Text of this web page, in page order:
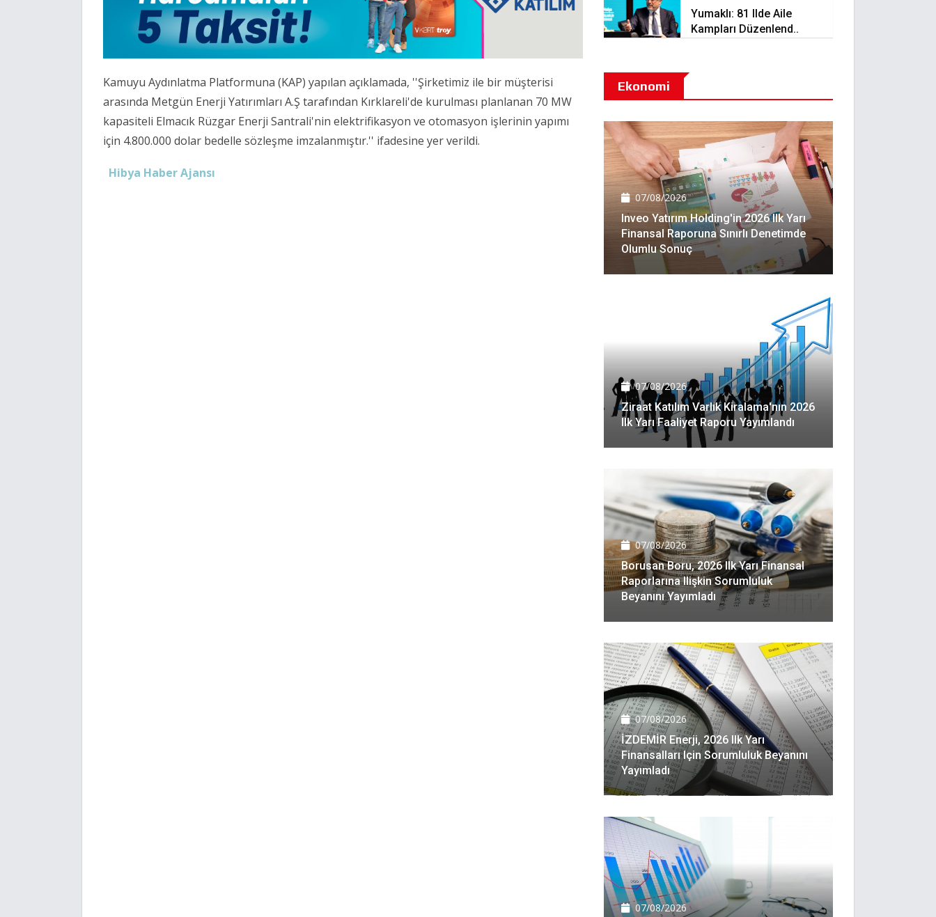
Kamuyu Aydınlatma Platformuna (KAP) yapılan açıklamada, ''Şirketimiz ile bir müşterisi
arasında Metgün Enerji Yatırımları A.Ş tarafından Kırklareli'de kurulması planlanan 70 MW
kapasiteli Elmacık Rüzgar Enerji Santrali'nin elektrifikasyon ve otomasyon işlerinin yapımı
için 4.800.000 dolar bedelle sözleşme imzalanmıştır.'' ifadesine yer verildi.
Hibya Haber Ajansı
Yumaklı: 81 Ilde Aile
Kampları Düzenlend..
Ekonomi
07/08/2026
Inveo Yatırım Holding'in 2026 Ilk Yarı
Finansal Raporuna Sınırlı Denetimde
Olumlu Sonuç
07/08/2026
Ziraat Katılım Varlık Kiralama'nın 2026
Ilk Yarı Faaliyet Raporu Yayımlandı
07/08/2026
Borusan Boru, 2026 Ilk Yarı Finansal
Raporlarına Ilişkin Sorumluluk
Beyanını Yayımladı
07/08/2026
İZDEMİR Enerji, 2026 Ilk Yarı
Finansalları Için Sorumluluk Beyanını
Yayımladı
07/08/2026